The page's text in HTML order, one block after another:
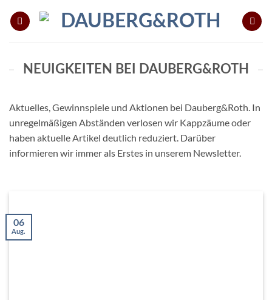
Inhalt
NEUIGKEITEN BEI DAUBERG&ROTH
Aktuelles, Gewinnspiele und Aktionen bei Dauberg&Roth. In
unregelmäßigen Abständen verlosen wir Kappzäume oder
haben aktuelle Artikel deutlich reduziert. Darüber
informieren wir immer als Erstes in unserem Newsletter.
06
Aug.